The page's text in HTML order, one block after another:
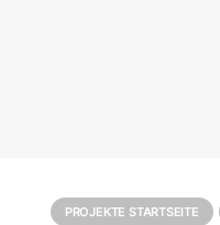
PROJEKTE STARTSEITE